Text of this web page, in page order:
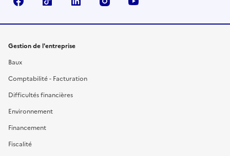
Gestion de l'entreprise
Baux
Comptabilité - Facturation
Difficultés financières
Environnement
Financement
Fiscalité